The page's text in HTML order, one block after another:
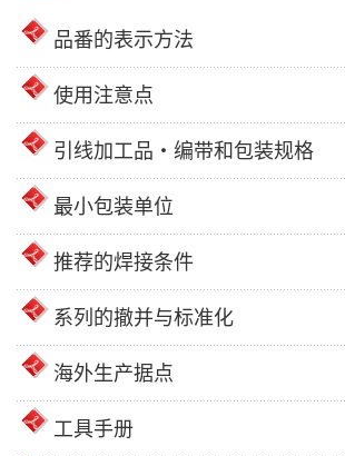
品番的表示方法
使用注意点
引线加工品・编带和包装规格
最小包装单位
推荐的焊接条件
系列的撤并与标准化
海外生产据点
工具手册